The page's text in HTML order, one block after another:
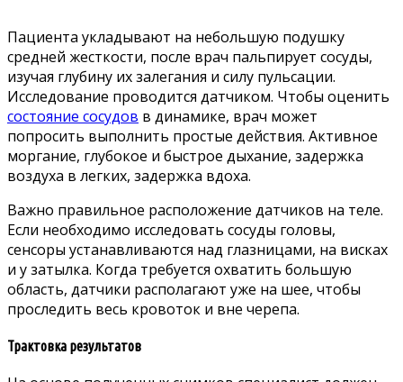
Пациента укладывают на небольшую подушку
средней жесткости, после врач пальпирует сосуды,
изучая глубину их залегания и силу пульсации.
Исследование проводится датчиком. Чтобы оценить
состояние сосудов в динамике, врач может
попросить выполнить простые действия. Активное
моргание, глубокое и быстрое дыхание, задержка
воздуха в легких, задержка вдоха.
Важно правильное расположение датчиков на теле.
Если необходимо исследовать сосуды головы,
сенсоры устанавливаются над глазницами, на висках
и у затылка. Когда требуется охватить большую
область, датчики располагают уже на шее, чтобы
проследить весь кровоток и вне черепа.
Трактовка результатов